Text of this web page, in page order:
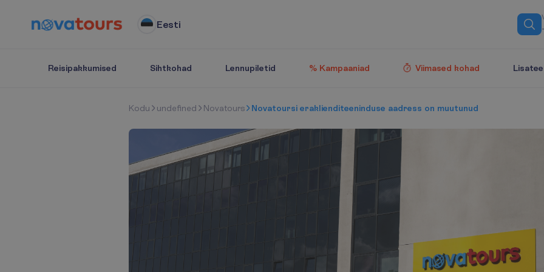
Eesti
Reisipakkumised Sihtkohad Lennupiletid % Kampaaniad Viimased kohad
Kodu undefined Novatours Novatoursi eraklienditeeninduse aadress on muutunud